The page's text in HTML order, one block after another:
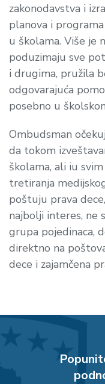
zakonodavstva i
planova i
u školama. Više je
poduzimaju sve
i drugima, pružila
odgovarajuća
posebno u
Ombudsman
da tokom
školama, ali iu
tretiranja
poštuju prava
najbolji interes, ne
grupa pojedinaca,
direktno na
dece i zajamčena